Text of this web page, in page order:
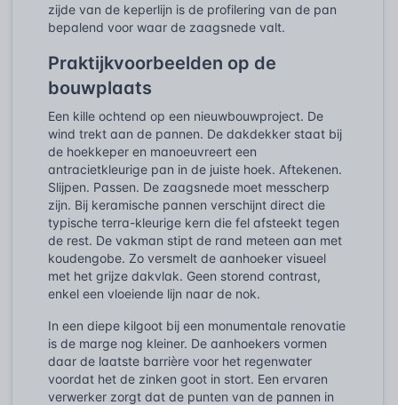
zijde van de keperlijn is de profilering van de pan
bepalend voor waar de zaagsnede valt.
Praktijkvoorbeelden op de
bouwplaats
Een kille ochtend op een nieuwbouwproject. De
wind trekt aan de pannen. De dakdekker staat bij
de hoekkeper en manoeuvreert een
antracietkleurige pan in de juiste hoek. Aftekenen.
Slijpen. Passen. De zaagsnede moet messcherp
zijn. Bij keramische pannen verschijnt direct die
typische terra-kleurige kern die fel afsteekt tegen
de rest. De vakman stipt de rand meteen aan met
koudengobe. Zo versmelt de aanhoeker visueel
met het grijze dakvlak. Geen storend contrast,
enkel een vloeiende lijn naar de nok.
In een diepe kilgoot bij een monumentale renovatie
is de marge nog kleiner. De aanhoekers vormen
daar de laatste barrière voor het regenwater
voordat het de zinken goot in stort. Een ervaren
verwerker zorgt dat de punten van de pannen in